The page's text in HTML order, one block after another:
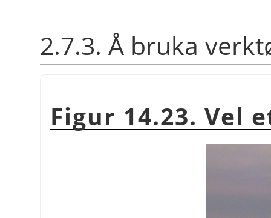
2.7.3. Å bruka
Figur 14.23. Vel